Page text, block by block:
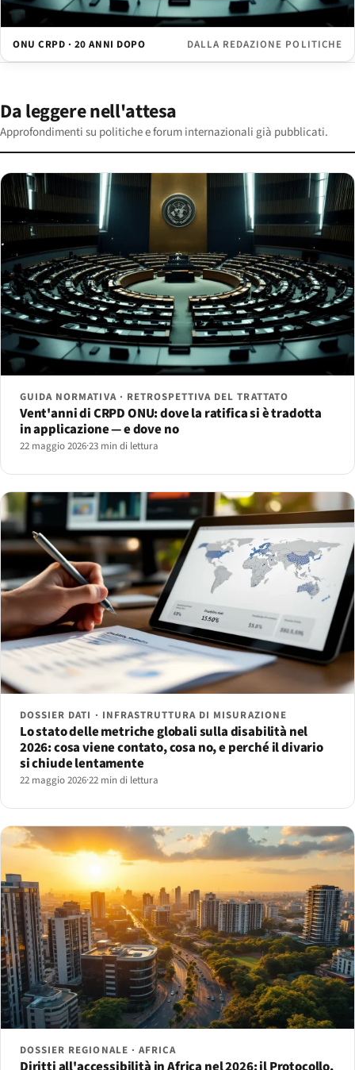
ONU CRPD · 20 ANNI DOPO DALLA REDAZIONE POLITICHE
Da leggere nell'attesa
Approfondimenti su politiche e forum internazionali già pubblicati.
GUIDA NORMATIVA · RETROSPETTIVA DEL TRATTATO
Vent'anni di CRPD ONU: dove la ratifica si è tradotta
in applicazione — e dove no
22 maggio 2026·23 min di lettura
DOSSIER DATI · INFRASTRUTTURA DI MISURAZIONE
Lo stato delle metriche globali sulla disabilità nel
2026: cosa viene contato, cosa no, e perché il divario
si chiude lentamente
22 maggio 2026·22 min di lettura
DOSSIER REGIONALE · AFRICA